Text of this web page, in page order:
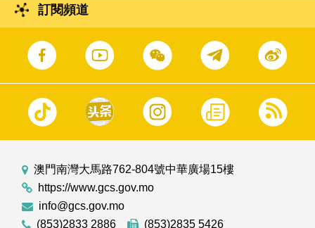
訂閱頻道
澳門南灣大馬路762-804號中華廣場15樓
https://www.gcs.gov.mo
info@gcs.gov.mo
(853)2833 2886
(853)2835 5426